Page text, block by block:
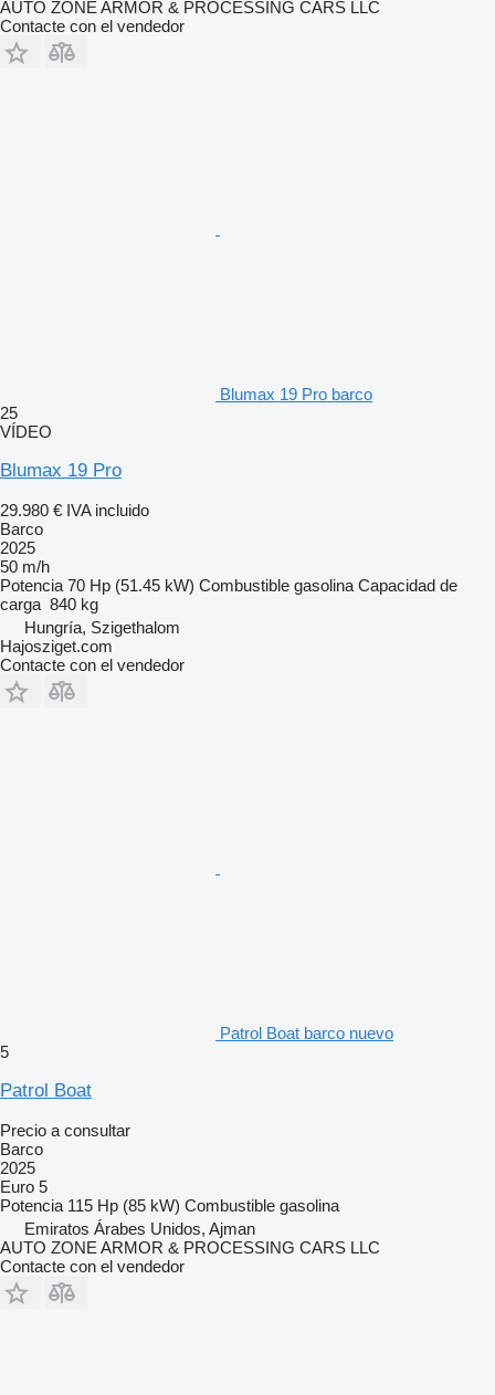
AUTO ZONE ARMOR & PROCESSING CARS LLC
Contacte con el vendedor
Blumax 19 Pro barco
25
VÍDEO
Blumax 19 Pro
29.980 € IVA incluido
Barco
2025
50 m/h
Potencia 70 Hp (51.45 kW) Combustible gasolina Capacidad de
carga 840 kg
Hungría, Szigethalom
Hajosziget.com
Contacte con el vendedor
Patrol Boat barco nuevo
5
Patrol Boat
Precio a consultar
Barco
2025
Euro 5
Potencia 115 Hp (85 kW) Combustible gasolina
Emiratos Árabes Unidos, Ajman
AUTO ZONE ARMOR & PROCESSING CARS LLC
Contacte con el vendedor